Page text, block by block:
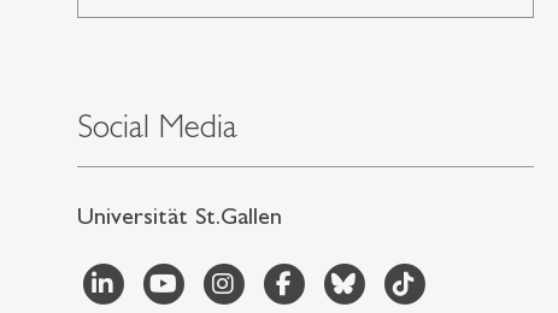
Social Media
Universität St.Gallen